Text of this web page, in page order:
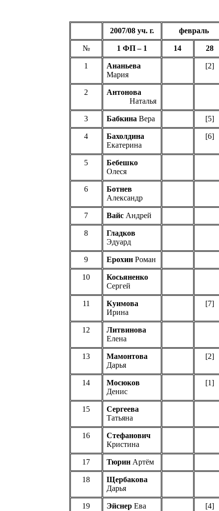
2007/08 уч. г. февраль
№ 1 ФП – 1 14 28
1
Ананьева
Мария
[2]
2
Антонова
Наталья
3 Бабкина Вера [5]
4
Бахолдина
Екатерина
[6]
5
Бебешко
Олеся
6
Ботнев
Александр
7 Вайс Андрей
8
Гладков
Эдуард
9 Ерохин Роман
10
Косьяненко
Сергей
11
Куимова
Ирина
[7]
12
Литвинова
Елена
13
Мамонтова
Дарья
[2]
14
Мосюков
Денис
[1]
15
Сергеева
Татьяна
16
Стефанович
Кристина
17 Тюрин Артём
18
Щербакова
Дарья
19 Эйснер Ева [4]